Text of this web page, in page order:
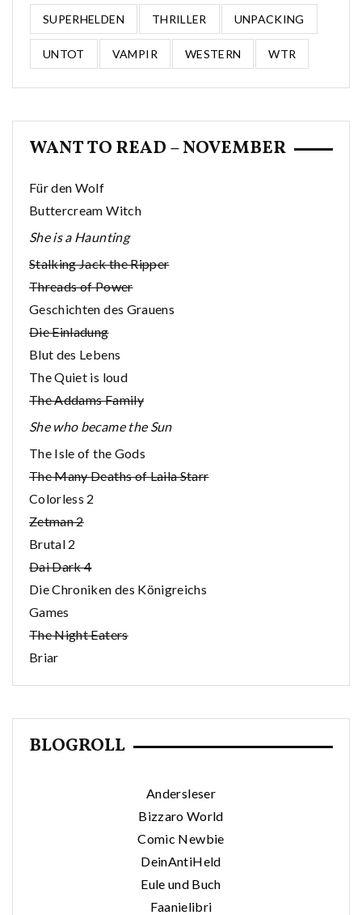
SUPERHELDEN THRILLER UNPACKING
UNTOT VAMPIR WESTERN WTR
WANT TO READ – NOVEMBER
Für den Wolf
Buttercream Witch
She is a Haunting
Stalking Jack the Ripper
Threads of Power
Geschichten des Grauens
Die Einladung
Blut des Lebens
The Quiet is loud
The Addams Family
She who became the Sun
The Isle of the Gods
The Many Deaths of Laila Starr
Colorless 2
Zetman 2
Brutal 2
Dai Dark 4
Die Chroniken des Königreichs
Games
The Night Eaters
Briar
BLOGROLL
Andersleser
Bizzaro World
Comic Newbie
DeinAntiHeld
Eule und Buch
Faanielibri